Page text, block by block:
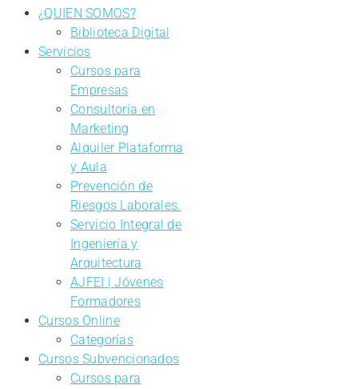
¿QUIEN SOMOS?
Biblioteca Digital
Servicios
Cursos para
Empresas
Consultoría en
Marketing
Alquiler Plataforma
y Aula
Prevención de
Riesgos Laborales.
Servicio Integral de
Ingeniería y
Arquitectura
AJFEI | Jóvenes
Formadores
Cursos Online
Categorías
Cursos Subvencionados
Cursos para